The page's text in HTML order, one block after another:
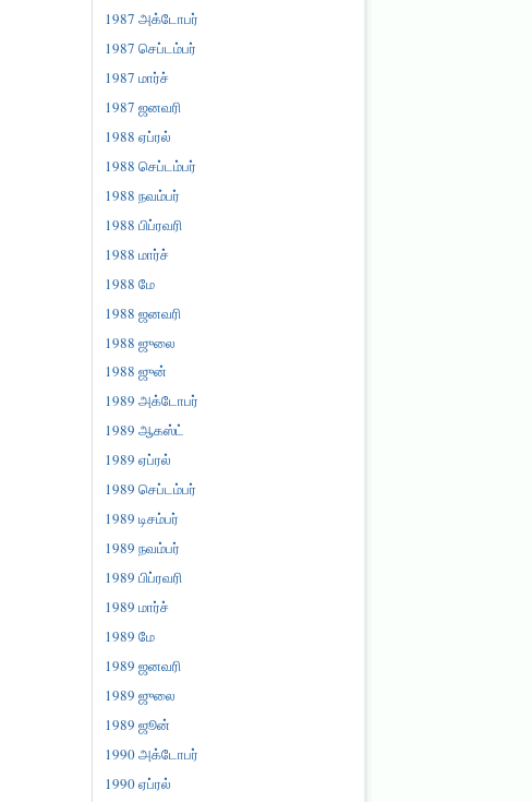
1987 அக்டோபர்
1987 செப்டம்பர்
1987 மார்ச்
1987 ஜனவரி
1988 ஏப்ரல்
1988 செப்டம்பர்
1988 நவம்பர்
1988 பிப்ரவரி
1988 மார்ச்
1988 மே
1988 ஜனவரி
1988 ஜுலை
1988 ஜுன்
1989 அக்டோபர்
1989 ஆகஸ்ட்
1989 ஏப்ரல்
1989 செப்டம்பர்
1989 டிசம்பர்
1989 நவம்பர்
1989 பிப்ரவரி
1989 மார்ச்
1989 மே
1989 ஜனவரி
1989 ஜுலை
1989 ஜூன்
1990 அக்டோபர்
1990 ஏப்ரல்